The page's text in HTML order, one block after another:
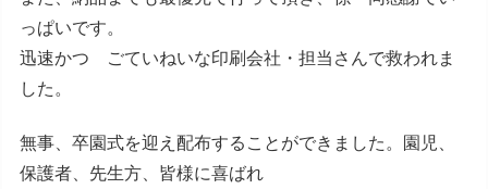
っぱいです。
迅速かつ ごていねいな印刷会社・担当さんで救われま
した。
無事、卒園式を迎え配布することができました。園児、
保護者、先生方、皆様に喜ばれ